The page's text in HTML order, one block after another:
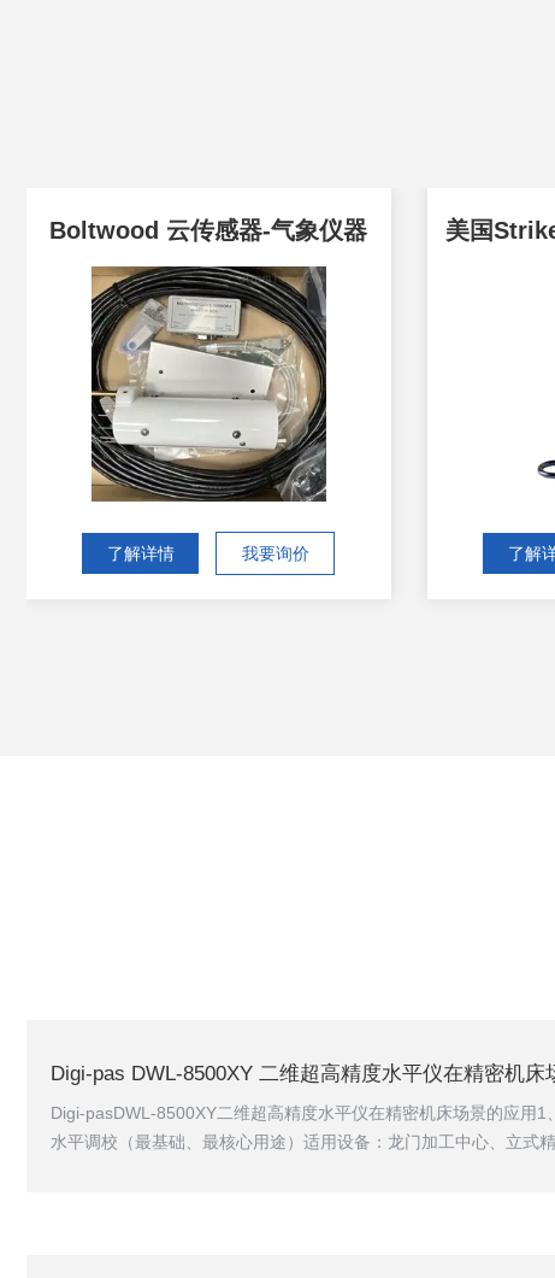
Boltwood 云传感器-气象仪器
了解详情 我要询价 了解
Digi-pas DWL-8500XY 二维超高精度水平仪在精密机床
Digi-pasDWL-8500XY二维超高精度水平仪在精密机床场景的应用1
水平调校（最基础、最核心用途）适用设备：龙门加工中心、立式